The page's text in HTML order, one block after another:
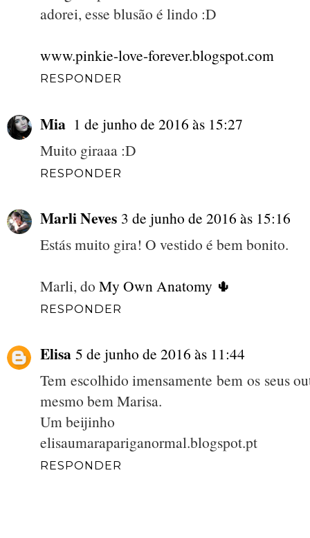
adorei, esse blusão é lindo :D
www.pinkie-love-forever.blogspot.com
RESPONDER
Mia 1 de junho de 2016 às 15:27
Muito giraaa :D
RESPONDER
Marli Neves 3 de junho de 2016 às 15:16
Estás muito gira! O vestido é bem bonito.
Marli, do My Own Anatomy 🌵
RESPONDER
Elisa 5 de junho de 2016 às 11:44
Tem escolhido imensamente bem os seus
mesmo bem Marisa.
Um beijinho
elisaumarapariganormal.blogspot.pt
RESPONDER